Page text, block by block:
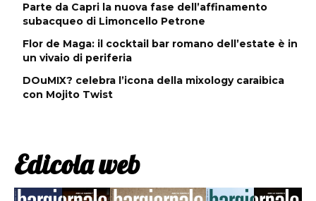
Parte da Capri la nuova fase dell’affinamento
subacqueo di Limoncello Petrone
Flor de Maga: il cocktail bar romano dell’estate è in
un vivaio di periferia
DOuMIX? celebra l’icona della mixology caraibica
con Mojito Twist
Edicola web